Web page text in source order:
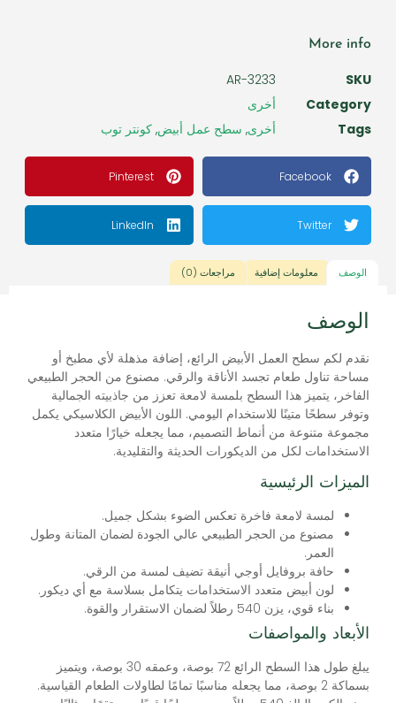
More info
SKU
AR-3233
Category
أخرى
Tags
أخرى, سطح عمل أبيض, كونتر توب
Facebook
Pinterest
Twitter
LinkedIn
الوصف معلومات إضافية مراجعات (0)
الوصف
نقدم لكم سطح العمل الأبيض الرائع، إضافة مذهلة لأي مطبخ أو
مساحة تناول طعام تجسد الأناقة والرقي. مصنوع من الحجر الطبيعي
الفاخر، يتميز هذا السطح بلمسة لامعة تعزز من جاذبيته الجمالية
وتوفر سطحًا متينًا للاستخدام اليومي. اللون الأبيض الكلاسيكي يكمل
مجموعة متنوعة من أنماط التصميم، مما يجعله خيارًا متعدد
الاستخدامات لكل من الديكورات الحديثة والتقليدية.
الميزات الرئيسية
لمسة لامعة فاخرة تعكس الضوء بشكل جميل.
مصنوع من الحجر الطبيعي عالي الجودة لضمان المتانة وطول
العمر.
حافة بروفايل أوجي أنيقة تضيف لمسة من الرقي.
لون أبيض متعدد الاستخدامات يتكامل بسلاسة مع أي ديكور.
بناء قوي، يزن 540 رطلاً لضمان الاستقرار والقوة.
الأبعاد والمواصفات
يبلغ طول هذا السطح الرائع 72 بوصة، وعمقه 30 بوصة، ويتميز
بسماكة 2 بوصة، مما يجعله مناسبًا تمامًا لطاولات الطعام القياسية.